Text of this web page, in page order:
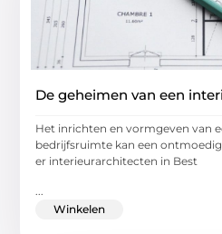
De geheimen van een
Het inrichten en vormgeven van
bedrijfsruimte kan een
er interieurarchitecten in Best
Winkelen